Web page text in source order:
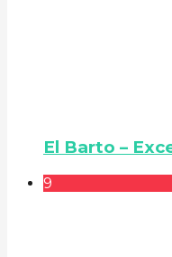
El Barto –
9